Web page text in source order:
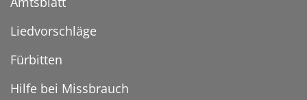
Liedvorschläge
Fürbitten
Hilfe bei Missbrauch